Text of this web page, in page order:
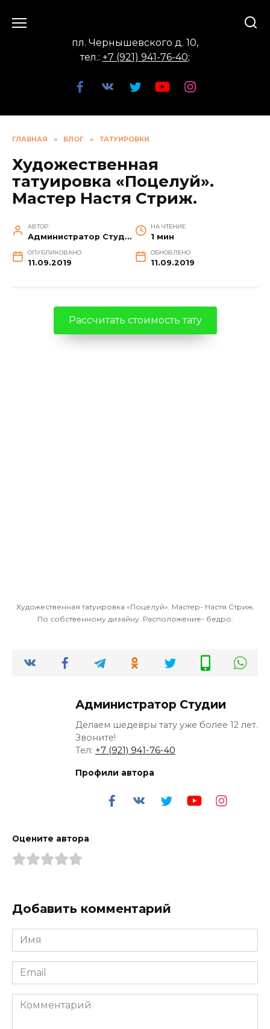
пл. Чернышевского д. 10,
тел.: +7 (921) 941-76-40;
ГЛАВНАЯ » БЛОГ » ТАТУИРОВКИ
Художественная
татуировка «Поцелуй».
Мастер Настя Стриж.
АВТОР
Администратор Студии
НА ЧТЕНИЕ
1 мин
ОПУБЛИКОВАНО
11.09.2019
ОБНОВЛЕНО
11.09.2019
Рассчитать стоимость тату
Художественная татуировка «Поцелуй». Мастер- Настя Стриж.
По собственному дизайну. Расположение- бедро.
Администратор Студии
Делаем шедевры тату уже более 12 лет.
Звоните!
Тел: +7 (921) 941-76-40
Профили автора
Оцените автора
Добавить комментарий
Имя
*
Email
*
Комментарий